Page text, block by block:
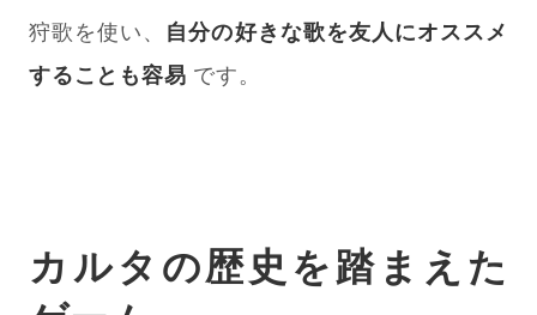
狩歌を使い、 自分の好きな歌を友人にオススメ
することも容易 です。
カルタの歴史を踏まえた